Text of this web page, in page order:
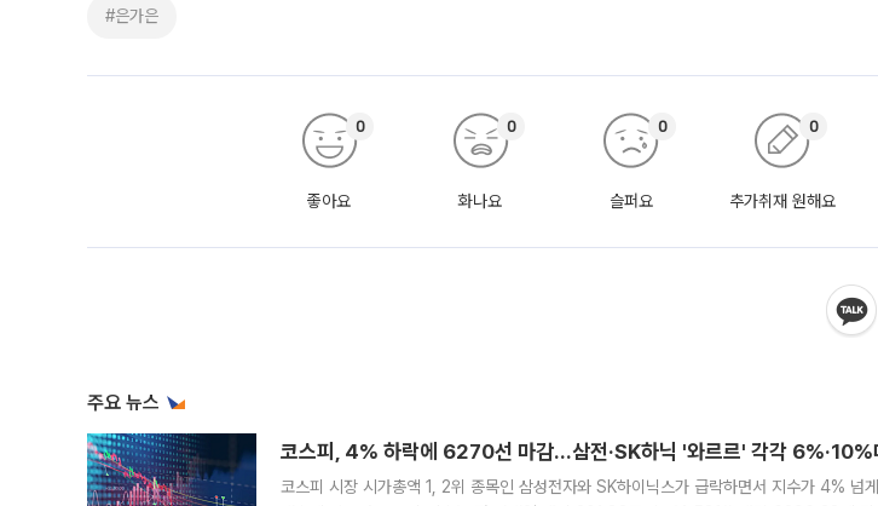
#은가은
좋아요
0
화나요
0
슬퍼요
0
추가취재 원해요
0
주요 뉴스
코스피, 4% 하락에 6270선 마감…삼전·SK하닉 '와르르' 각각 6%·10%
코스피 시장 시가총액 1, 2위 종목인 삼성전자와 SK하이닉스가 급락하면서 지수가 4% 넘